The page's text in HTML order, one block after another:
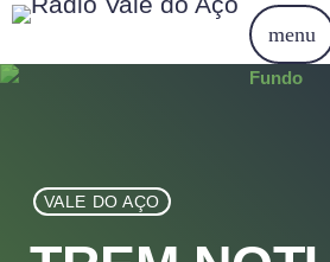
menu
VALE DO AÇO